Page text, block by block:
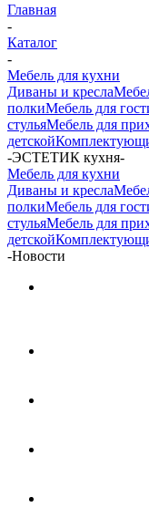
Главная
-
Каталог
-
Мебель для кухни
Диваны и кресла
полкиМебель для
стульяМебель для
детской
-ЭСТЕТИК кухня-
Мебель для кухни
Диваны и кресла
полкиМебель для
стульяМебель для
детской
-Новости